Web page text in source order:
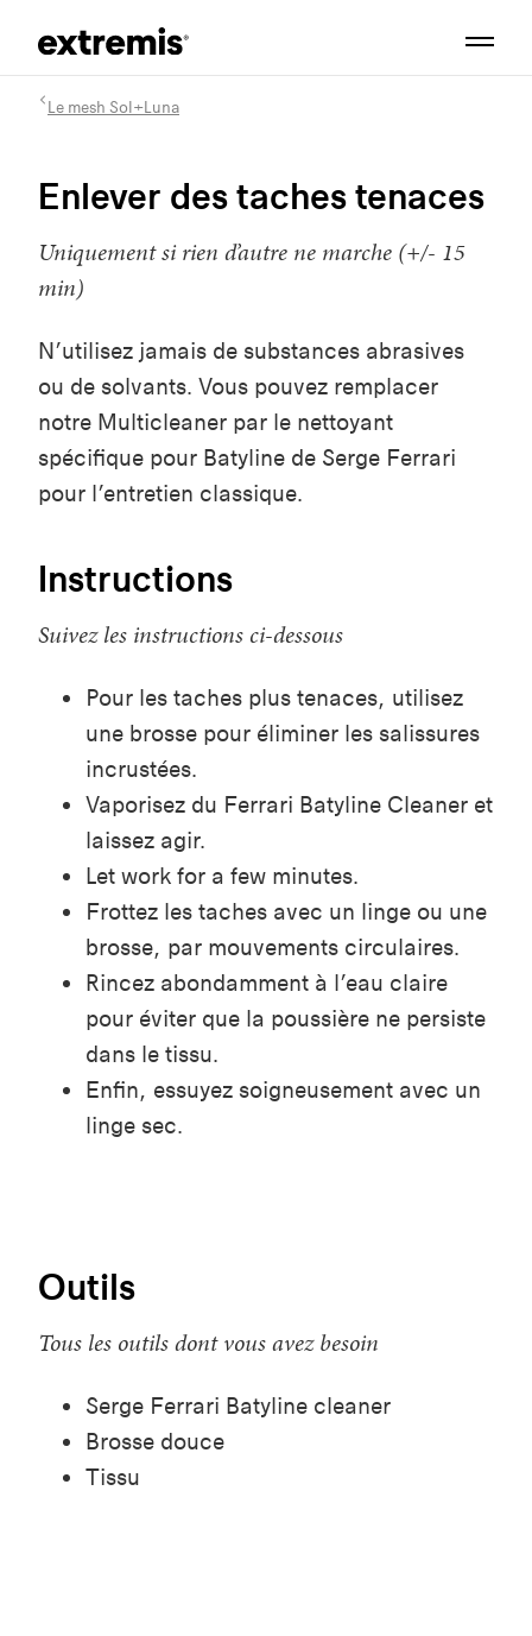
Le mesh Sol+Luna
Enlever des taches tenaces
Uniquement si rien d’autre ne marche (+/- 15
min)
N’utilisez jamais de substances abrasives
ou de solvants. Vous pouvez remplacer
notre Multicleaner par le nettoyant
spécifique pour Batyline de Serge Ferrari
pour l’entretien classique.
Instructions
Suivez les instructions ci-dessous
Pour les taches plus tenaces, utilisez
une brosse pour éliminer les salissures
incrustées.
Vaporisez du Ferrari Batyline Cleaner et
laissez agir.
Let work for a few minutes.
Frottez les taches avec un linge ou une
brosse, par mouvements circulaires.
Rincez abondamment à l’eau claire
pour éviter que la poussière ne persiste
dans le tissu.
Enfin, essuyez soigneusement avec un
linge sec.
Outils
Tous les outils dont vous avez besoin
Serge Ferrari Batyline cleaner
Brosse douce
Tissu